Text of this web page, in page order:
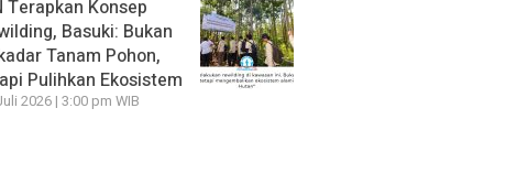
Terapkan Konsep
Basuki: Bukan
Tanam Pohon,
Pulihkan Ekosistem
2026 | 3:00 pm WIB